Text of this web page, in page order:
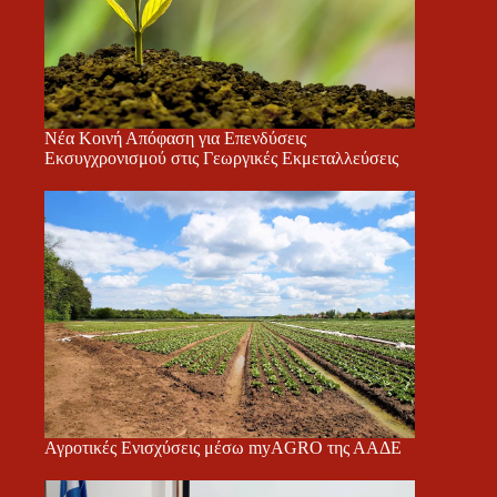
Νέα Κοινή Απόφαση για Επενδύσεις
Εκσυγχρονισμού στις Γεωργικές Εκμεταλλεύσεις
Αγροτικές Ενισχύσεις μέσω myAGRO της ΑΑΔΕ